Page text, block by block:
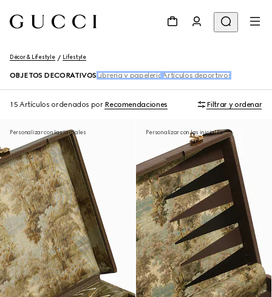
Décor & Lifestyle Lifestyle
OBJETOS DECORATIVOS Librería y papelería Artículos deportivos
15 Artículos ordenados por Recomendaciones Filtrar y ordenar
Personalizar con las iniciales Personalizar con las iniciales